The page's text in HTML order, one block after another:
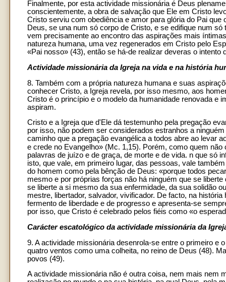
Finalmente, por esta actividade missionária é Deus
conscientemente, a obra de salvação que Ele em Cristo
Cristo serviu com obediência e amor para glória do Pai
Deus, se una num só corpo de Cristo, e se edifique num
vem precisamente ao encontro das aspirações mais
natureza humana, uma vez regenerados em Cristo pelo
«Pai nosso» (43), então se há-de realizar deveras o
Actividade missionária da Igreja na vida e na história
8. Também com a própria natureza humana e suas
conhecer Cristo, a Igreja revela, por isso mesmo, aos
Cristo é o princípio e o modelo da humanidade renovada e
aspiram.
Cristo e a Igreja que d'Ele dá testemunho pela pregação
por isso, não podem ser considerados estranhos a
caminho que a pregação evangélica a todos abre ao levar
e crede no Evangelho» (Mc. 1,15). Porém, como quem
palavras de juízo e de graça, de morte e de vida. n que só
isto, que vale, em primeiro lugar, das pessoas, vale
do homem como pela bênção de Deus: «porque todos
mesmo e por próprias forças não há ninguém que se
se liberte a si mesmo da sua enfermidade, da sua solidão
mestre, libertador, salvador, vivificador. De facto, na
fermento de liberdade e de progresso e apresenta-se
por isso, que Cristo é celebrado pelos fiéis como «o
Carácter escatológico da actividade missionária da
9. A actividade missionária desenrola-se entre o primeiro e
quatro ventos como uma colheita, no reino de Deus (48).
povos (49).
A actividade missionária não é outra coisa, nem mais nem